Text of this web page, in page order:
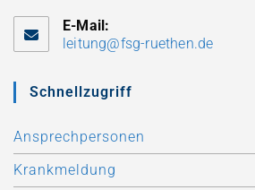
E-Mail:
leitung@fsg-ruethen.de
Schnellzugriff
Ansprechpersonen
Krankmeldung